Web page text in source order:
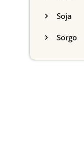
Soja
Sorgo